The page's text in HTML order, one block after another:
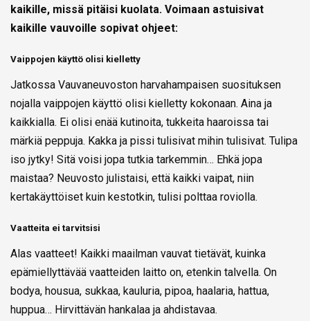
kaikille, missä pitäisi kuolata. Voimaan astuisivat
kaikille vauvoille sopivat ohjeet:
Vaippojen käyttö olisi kielletty
Jatkossa Vauvaneuvoston harvahampaisen suosituksen
nojalla vaippojen käyttö olisi kielletty kokonaan. Aina ja
kaikkialla. Ei olisi enää kutinoita, tukkeita haaroissa tai
märkiä peppuja. Kakka ja pissi tulisivat mihin tulisivat. Tulipa
iso jytky! Sitä voisi jopa tutkia tarkemmin… Ehkä jopa
maistaa? Neuvosto julistaisi, että kaikki vaipat, niin
kertakäyttöiset kuin kestotkin, tulisi polttaa roviolla.
Vaatteita ei tarvitsisi
Alas vaatteet! Kaikki maailman vauvat tietävät, kuinka
epämiellyttävää vaatteiden laitto on, etenkin talvella. On
bodya, housua, sukkaa, kauluria, pipoa, haalaria, hattua,
huppua… Hirvittävän hankalaa ja ahdistavaa.